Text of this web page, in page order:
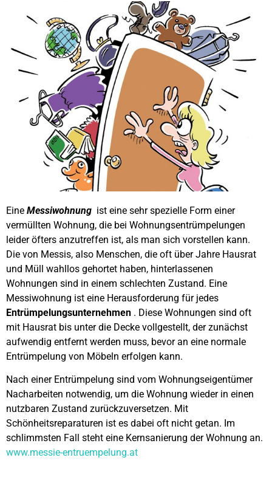
Eine Messiwohnung ist eine sehr spezielle Form einer
vermüllten Wohnung, die bei Wohnungsentrümpelungen
leider öfters anzutreffen ist, als man sich vorstellen kann.
Die von Messis, also Menschen, die oft über Jahre Hausrat
und Müll wahllos gehortet haben, hinterlassenen
Wohnungen sind in einem schlechten Zustand. Eine
Messiwohnung ist eine Herausforderung für jedes
Entrümpelungsunternehmen . Diese Wohnungen sind oft
mit Hausrat bis unter die Decke vollgestellt, der zunächst
aufwendig entfernt werden muss, bevor an eine normale
Entrümpelung von Möbeln erfolgen kann.
Nach einer Entrümpelung sind vom Wohnungseigentümer
Nacharbeiten notwendig, um die Wohnung wieder in einen
nutzbaren Zustand zurückzuversetzen. Mit
Schönheitsreparaturen ist es dabei oft nicht getan. Im
schlimmsten Fall steht eine Kernsanierung der Wohnung an.
www.messie-entruempelung.at